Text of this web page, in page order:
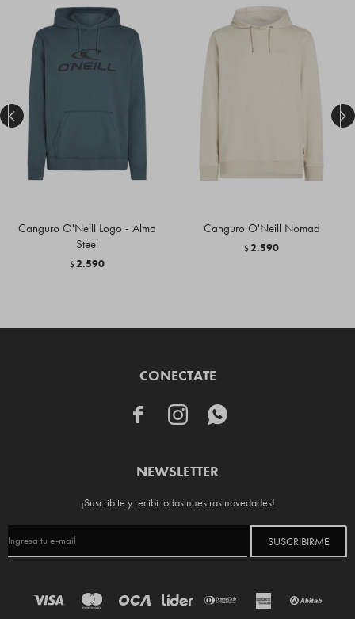
Canguro O'Neill Logo - Alma
Steel
$2.590
Canguro O'Neill Nomad
$2.590
 
CONECTATE
  
NEWSLETTER
¡Suscribite y recibí todas nuestras novedades!
SUSCRIBIRME